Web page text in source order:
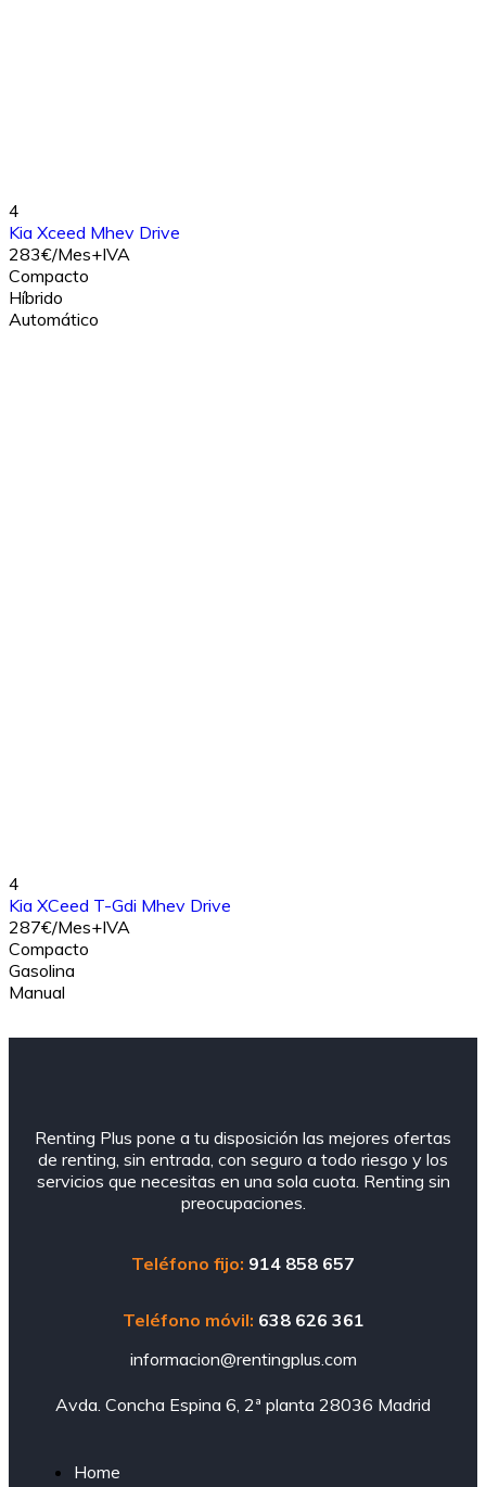
4
Kia Xceed Mhev Drive
283€/Mes+IVA
Compacto
Híbrido
Automático
4
Kia XCeed T-Gdi Mhev Drive
287€/Mes+IVA
Compacto
Gasolina
Manual
Renting Plus pone a tu disposición las mejores ofertas
de renting, sin entrada, con seguro a todo riesgo y los
servicios que necesitas en una sola cuota. Renting sin
preocupaciones.
Teléfono fijo: 914 858 657
Teléfono móvil: 638 626 361
informacion@rentingplus.com
Avda. Concha Espina 6, 2ª planta 28036 Madrid
Home